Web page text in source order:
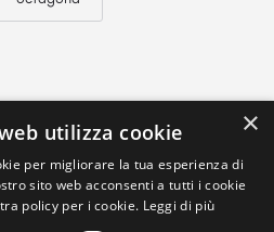
×
utilizza cookie
per migliorare la tua esperienza di
sito web acconsenti a tutti i cookie
policy per i cookie. Leggi di più